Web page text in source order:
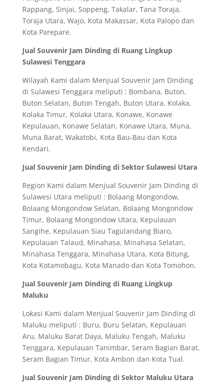
Rappang, Sinjai, Soppeng, Takalar, Tana Toraja,
Toraja Utara, Wajo, Kota Makassar, Kota Palopo dan
Kota Parepare.
Jual Souvenir Jam Dinding di Ruang Lingkup
Sulawesi Tenggara
Wilayah Kami dalam Menjual Souvenir Jam Dinding
di Sulawesi Tenggara meliputi : Bombana, Buton,
Buton Selatan, Buton Tengah, Buton Utara, Kolaka,
Kolaka Timur, Kolaka Utara, Konawe, Konawe
Kepulauan, Konawe Selatan, Konawe Utara, Muna,
Muna Barat, Wakatobi, Kota Bau-Bau dan Kota
Kendari.
Jual Souvenir Jam Dinding di Sektor Sulawesi Utara
Region Kami dalam Menjual Souvenir Jam Dinding di
Sulawesi Utara meliputi : Bolaang Mongondow,
Bolaang Mongondow Selatan, Bolaang Mongondow
Timur, Bolaang Mongondow Utara, Kepulauan
Sangihe, Kepulauan Siau Tagulandang Biaro,
Kepulauan Talaud, Minahasa, Minahasa Selatan,
Minahasa Tenggara, Minahasa Utara, Kota Bitung,
Kota Kotamobagu, Kota Manado dan Kota Tomohon.
Jual Souvenir Jam Dinding di Ruang Lingkup
Maluku
Lokasi Kami dalam Menjual Souvenir Jam Dinding di
Maluku meliputi : Buru, Buru Selatan, Kepulauan
Aru, Maluku Barat Daya, Maluku Tengah, Maluku
Tenggara, Kepulauan Tanimbar, Seram Bagian Barat,
Seram Bagian Timur, Kota Ambon dan Kota Tual.
Jual Souvenir Jam Dinding di Sektor Maluku Utara